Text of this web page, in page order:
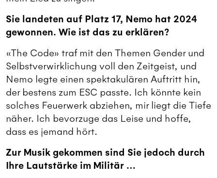
Sie landeten auf Platz 17, Nemo hat 2024
gewonnen. Wie ist das zu erklären?
«The Code» traf mit den Themen Gender und
Selbstverwirklichung voll den Zeitgeist, und
Nemo legte einen spektakulären Auftritt hin,
der bestens zum ESC passte. Ich könnte kein
solches Feuerwerk abziehen, mir liegt die Tiefe
näher. Ich bevorzuge das Leise und hoffe,
dass es jemand hört.
Zur Musik gekommen sind Sie jedoch durch
Ihre Lautstärke im Militär …